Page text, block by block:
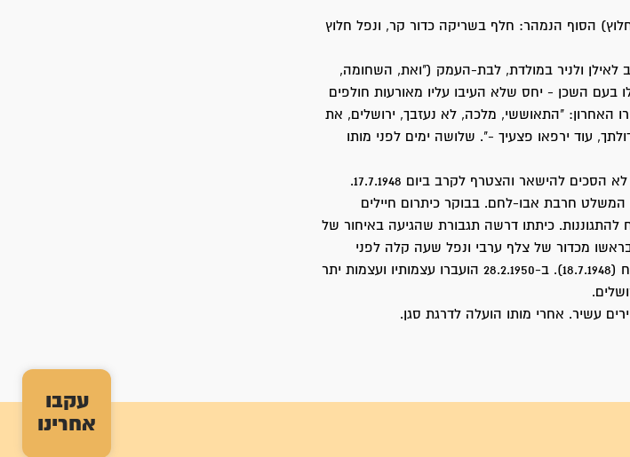
עקבו
אחרינו
הסוף הנמהר: חלף בשריקה כדור קר, ונפל חלוץ
לאילן ולניר במולדת, לבת-העמק ("ואת, השחומה,
בעם השכן - יחס שלא העיבו עליו מאורעות חולפים
האחרון: "התאוששי, מלכה, לא נעזבך, ירושלים, את
עוד ירפאו פצעיך -". שלושה ימים לפני מותו
בצאתו לקרב האחרון שלו היה פצוע בידו, אך לא הסכים להישאר והצטרף לקרב ביום 17.7.1948.
חרבת אבו-לחם. בבוקר כיתרום חיילים
להתגוננות. כיתתו דרשה תגבורת שהגיעה באיחור של
מכדור של צלף ערבי ונפל שעה קלה לפני
התחלת ההפוגה השנייה ביום י"א בתמוז תש"ח (18.7.1948). ב-28.2.1950 הועברו עצמותיו ועצמות יתר
עשיר. אחרי מותו הועלה לדרגת סגן.